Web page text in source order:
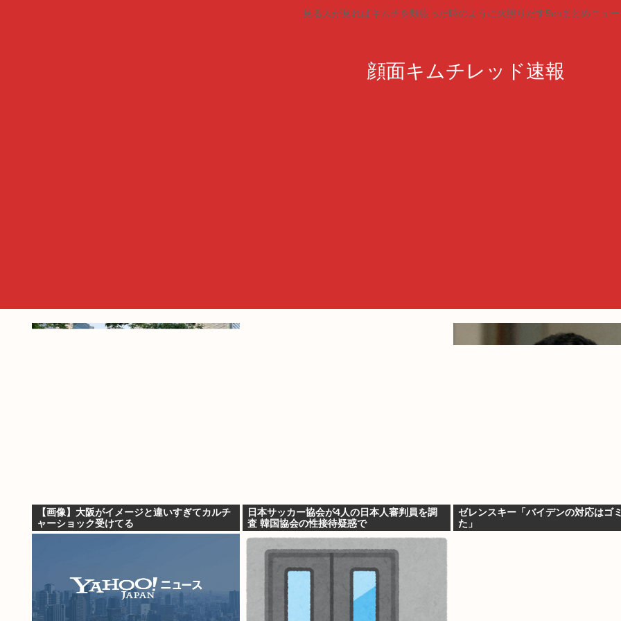
見る人が見ればキムチを頬張った時のように火照りだす5chまとめニュ
顔面キムチレッド速報
【画像】大阪がイメージと違いすぎてカルチ
ャーショック受けてる
日本サッカー協会が4人の日本人審判員を調
査 韓国協会の性接待疑惑で
ゼレンスキー「バイデンの対応はゴ
た」